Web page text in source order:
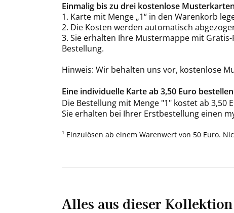
Einmalig bis zu drei kostenlose
1. Karte mit Menge „1“ in den Warenkorb
2. Die Kosten werden automatisch
3. Sie erhalten Ihre Mustermappe mit
Bestellung.
Hinweis: Wir behalten uns vor, kostenlose
Eine individuelle Karte ab 3,50 Euro bestellen
Die Bestellung mit Menge "1" kostet ab 3,50
Sie erhalten bei Ihrer Erstbestellung einen
¹ Einzulösen ab einem Warenwert von 50 Euro.
Alles aus dieser Kollektion